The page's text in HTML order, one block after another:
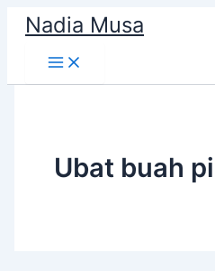
Skip
content
Nadia Musa
Ubat buah